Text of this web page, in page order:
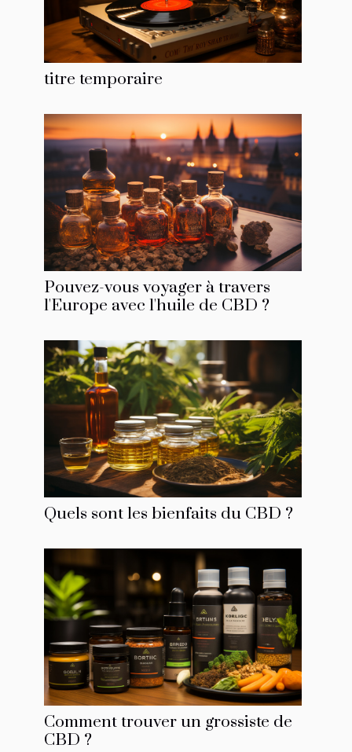
titre temporaire
Pouvez-vous voyager à travers
l'Europe avec l'huile de CBD ?
Quels sont les bienfaits du CBD ?
Comment trouver un grossiste de
CBD ?